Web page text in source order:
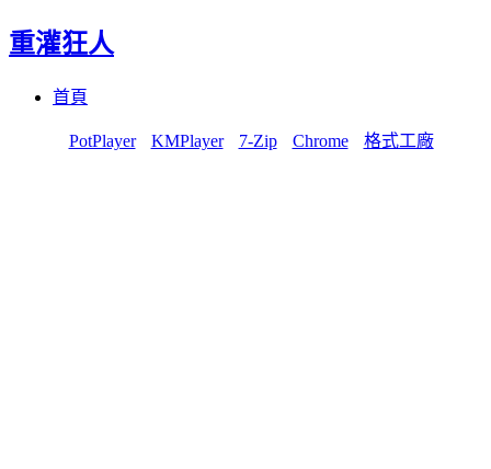
重灌狂人
首頁
PotPlayer KMPlayer 7-Zip Chrome 格式工廠